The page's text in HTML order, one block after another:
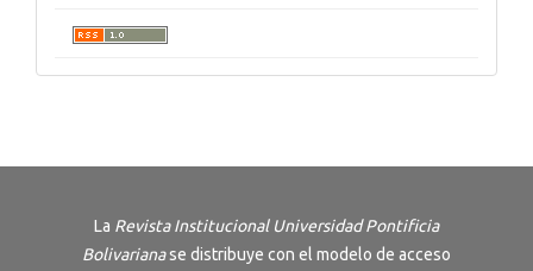
La Revista Institucional Universidad Pontificia
Bolivarianase distribuye con el modelo de acceso